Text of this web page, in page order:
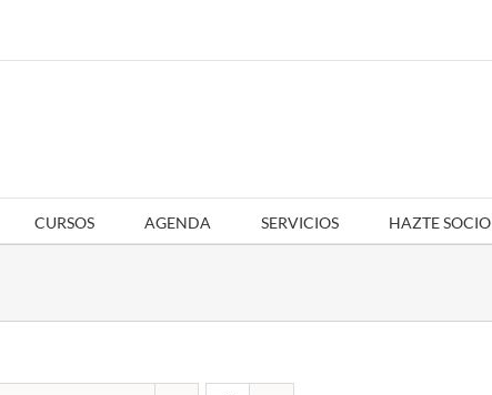
CURSOS AGENDA SERVICIOS HAZTE SOCIO